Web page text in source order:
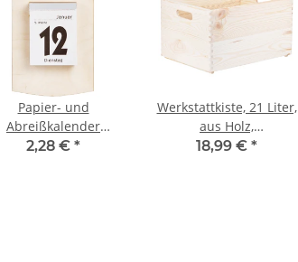
Papier- und
Abreißkalender
Halterung aus Holz
2,28 € *
Werkstattkiste, 21 Liter,
aus Holz,
40 × 30 × 24 cm
18,99 € *